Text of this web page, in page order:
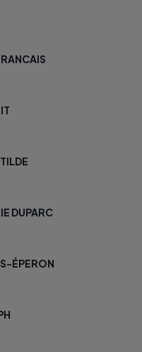
DUPARC
ÉPERON